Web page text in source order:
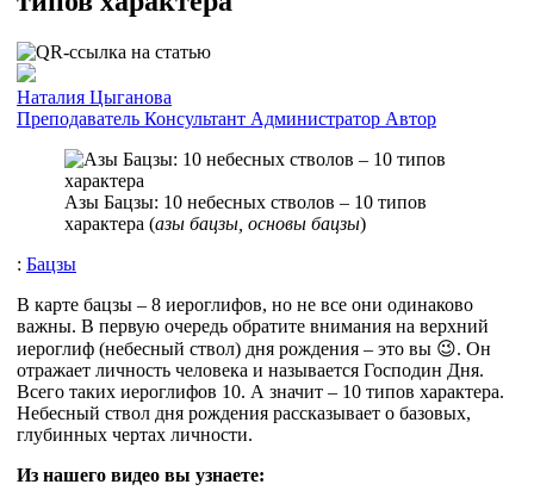
Наталия Цыганова
Преподаватель Консультант Администратор Автор
Азы Бацзы: 10 небесных стволов – 10 типов
характера (азы бацзы, основы бацзы)
: Бацзы
В карте бацзы – 8 иероглифов, но не все они одинаково
важны. В первую очередь обратите внимания на верхний
иероглиф (небесный ствол) дня рождения – это вы 😉. Он
отражает личность человека и называется Господин Дня.
Всего таких иероглифов 10. А значит – 10 типов характера.
Небесный ствол дня рождения рассказывает о базовых,
глубинных чертах личности.
Из нашего видео вы узнаете: